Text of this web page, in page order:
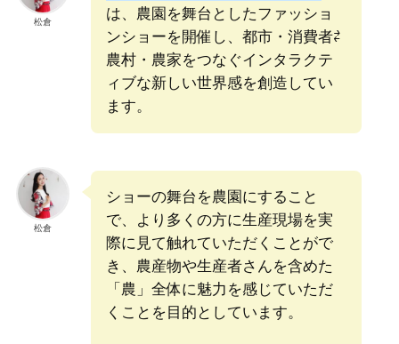
松倉
は、農園を舞台としたファッショ
ンショーを開催し、都市・消費者⇄
農村・農家をつなぐインタラクテ
ィブな新しい世界感を創造してい
ます。
松倉
ショーの舞台を農園にすること
で、より多くの方に生産現場を実
際に見て触れていただくことがで
き、農産物や生産者さんを含めた
「農」全体に魅力を感じていただ
くことを目的としています。